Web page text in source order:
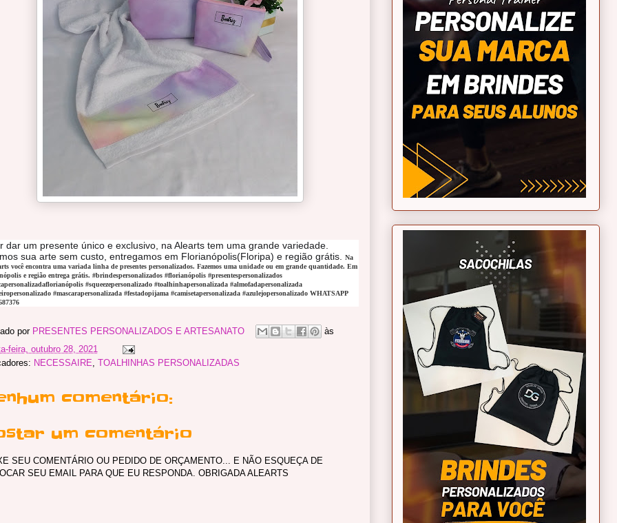
dar um presente único e exclusivo, na Alearts tem uma grande variedade.
sua arte sem custo, entregamos em Florianópolis(Floripa) e região grátis. Na
você encontra uma variada linha de presentes personalizados. Fazemos uma unidade ou em grande quantidade. Em
e região entrega grátis. #brindespersonalizados #florianópolis #presentespersonalizados
#squeezepersonalizado #toalhinhapersonalizada #almofadapersonalizada
#mascarapersonalizada #festadopijama #camisetapersonalizada #azulejopersonalizado WHATSAPP
por PRESENTES PERSONALIZADOS E ARTESANATO
às
feira, outubro 28, 2021
NECESSAIRE, TOALHINHAS PERSONALIZADAS
comentário:
um comentário
SEU COMENTÁRIO OU PEDIDO DE ORÇAMENTO... E NÃO ESQUEÇA DE
SEU EMAIL PARA QUE EU RESPONDA. OBRIGADA ALEARTS